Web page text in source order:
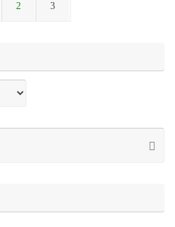
2 3